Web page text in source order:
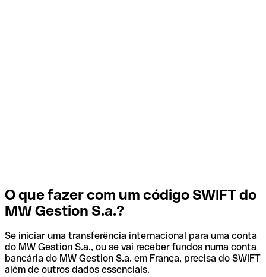
O que fazer com um código SWIFT do
MW Gestion S.a.?
Se iniciar uma transferência internacional para uma conta
do MW Gestion S.a., ou se vai receber fundos numa conta
bancária do MW Gestion S.a. em França, precisa do SWIFT
além de outros dados essenciais.